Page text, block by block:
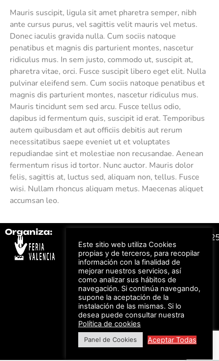
Mauris suscipit, ligula sit amet pharetra semper, nibh
ante cursus purus, vel sagittis velit mauris vel metus.
Donec iaculis gravida nulla. Cum sociis natoque
penatibus et magnis dis parturient montes, nascetur
ridiculus mus. In sem justo, commodo ut, suscipit at,
pharetra vitae, orci. Fusce suscipit libero eget elit. Nulla
pulvinar eleifend sem. Cum sociis natoque penatibus et
magnis dis parturient montes, nascetur ridiculus mus.
Mauris tincidunt sem sed arcu. Fusce tellus odio,
dapibus id fermentum quis, suscipit id erat. Temporibus
autem quibusdam et aut officiis debitis aut rerum
necessitatibus saepe eveniet ut et voluptates
repudiandae sint et molestiae non recusandae. Aenean
fermentum risus id tortor. Nunc auctor. Mauris dolor
felis, sagittis at, luctus sed, aliquam non, tellus. Fusce
wisi. Nullam rhoncus aliquam metus. Maecenas aliquet
accumsan leo.
Organiza:
Bonos descuento para
los viajes a ferias
organizadas por Feria
Valencia al obtener tu
entrada
Descuento en tarifas
de hotel durante
ferias organizadas
por Feria Valencia
Aviso Legal –
de Privacidad
© Feria Valencia, todos
los derechos reservados
Este sitio web utiliza Cookies
propias y de terceros, para recopilar
información con la finalidad de
mejorar nuestros servicios, así
como analizar sus hábitos de
navegación. Si continúa navegando,
supone la aceptación de la
instalación de las mismas. Si lo
desea puede consultar nuestra
Política de cookies
Panel de Cookies Aceptar Todas